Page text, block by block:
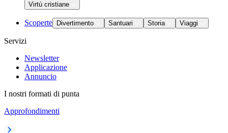
Virtù cristiane
Scoperte Divertimento Santuari Storia Viaggi
Servizi
Newsletter
Applicazione
Annuncio
I nostri formati di punta
Approfondimenti